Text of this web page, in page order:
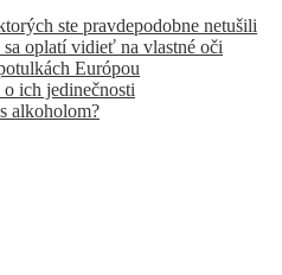
ste pravdepodobne netušili
oplatí vidieť na vlastné oči
Európou
ich jedinečnosti
alkoholom?